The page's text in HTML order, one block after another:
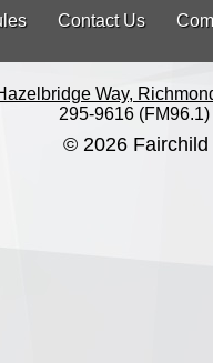
Contact Us
Way,
295-9616 (FM96.1)
© 2026 Fairchild